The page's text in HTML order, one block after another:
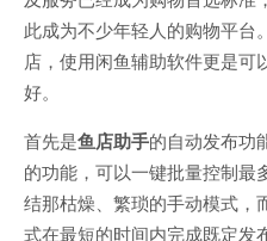
此成为不少年轻人的购物平台
店，使用闲鱼辅助软件更是可
好。
首先是鱼店助手的自动发布功
的功能，可以一键批量控制最
结那枯燥、繁琐的手动模式，
式在最短的时间内完成既定发